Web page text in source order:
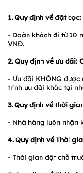
1. Quy định về đặt
- Đoàn khách đi từ 10
VNĐ.
2. Quy định về ưu đãi:
- Ưu đãi KHÔNG được
trình ưu đãi khác tại
3. Quy định về thời
- Nhà hàng luôn nhận
4. Quy định về Thời
- Thời gian đặt chỗ